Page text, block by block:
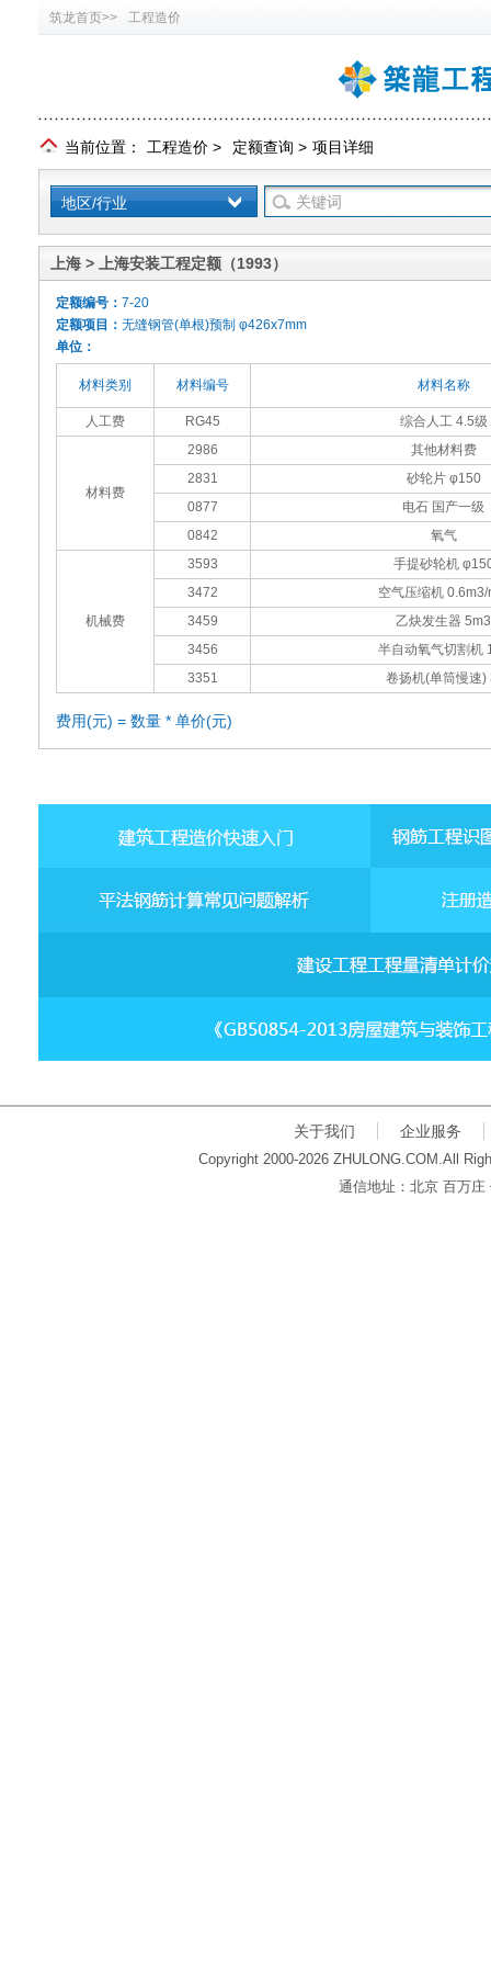
筑龙首页>> 工程造价
当前位置： 工程造价 > 定额查询 > 项目详细
地区/行业
上海 > 上海安装工程定额（1993）
定额编号： 7-20
定额项目： 无缝钢管(单根)预制 φ426x7mm
单位：
材料类别 材料编号 材料名称
人工费 RG45 综合人工 4.5级
材料费
2986
其他材料费
2831
砂轮片 φ150
0877
电石 国产一级
0842
氧气
机械费
3593
手提砂轮机
3472
空气压缩机 0.6m3/
3459
乙炔发生器 5m3
3456
半自动氧气切割机
3351
卷扬机(单筒慢速)
费用(元) = 数量 * 单价(元)
关于我们 企业服务
Copyright 2000-2026 ZHULONG.COM.All
通信地址：北京 百万